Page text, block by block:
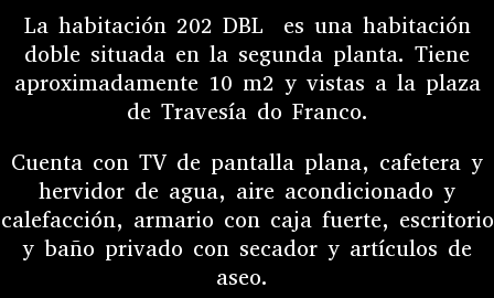
La habitación 202 DBL es una habitación
doble situada en la segunda planta. Tiene
aproximadamente 10 m2 y vistas a la plaza
de Travesía do Franco.
Cuenta con TV de pantalla plana, cafetera y
hervidor de agua, aire acondicionado y
calefacción, armario con caja fuerte, escritorio
y baño privado con secador y artículos de
aseo.